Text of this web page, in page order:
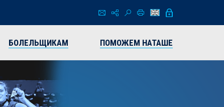
БОЛЕЛЬЩИКАМ ПОМОЖЕМ НАТАШЕ